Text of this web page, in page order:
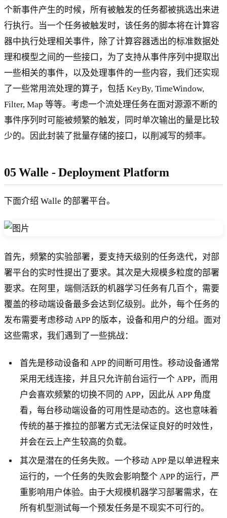
个新事件产生的时候，所有被触发的任务都被挑选出来进
行执行。当一个任务被触发时，该任务的脚本将在计算容
器中执行处理相关事件，除了计算容器透出的标准数据处
理和模型之间的一些接口，为了支持从事件序列中提取出
一些相关的事件，以及处理事件的一些内容，我们还实现
了一些常用流处理的算子，包括 KeyBy, TimeWindow,
Filter, Map 等等。考虑一个流处理任务在面对源源不断的
事件序列时可能被频繁的触发，同时单次输出的量是比较
少的。因此封装了批量存储的接口，以削减写的频率。
05 Walle - Deployment Platform
下面介绍 Walle 的部署平台。
首先，频繁的实验部署，要支持天级别的任务迭代，对部
署平台的实时性提出了要求。其次是大规模多粒度的部署
要求。在阿里，端侧活跃的机器学习任务有几百个，需要
覆盖的移动端设备最多会达到亿级别。此外，每个任务的
发布需要考虑移动 APP 的版本，设备和用户的分组。面对
这些需求，我们遇到了一些挑战：
首先是移动设备和 APP 的间断可用性。移动设备通常
采用无线连接，并且只允许前台运行一个 APP，而用
户会喜欢频繁的切换不同的 APP，因此从 APP 角度
看，每台移动端设备的可用性是动态的。这也意味着
传统的基于推拉的部署方式无法保证良好的时效性，
并会在云上产生较高的负载。
其次是潜在的任务失败。一个移动 APP 是以单进程来
运行的，一个任务的失败会影响整个 APP 的运行，严
重影响用户体验。由于大规模机器学习部署需求，在
所有机型测试每一个预发任务是不现实不可行的。